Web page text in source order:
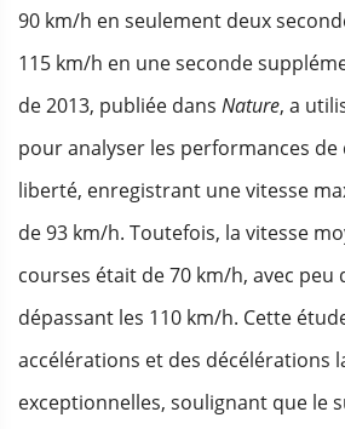
90 km/h en seulement deux
115 km/h en une seconde
de 2013, publiée dans Nature, a
pour analyser les performances de
liberté, enregistrant une vitesse
de 93 km/h. Toutefois, la vitesse
courses était de 70 km/h, avec peu
dépassant les 110 km/h. Cette
accélérations et des décélérations
exceptionnelles, soulignant que le